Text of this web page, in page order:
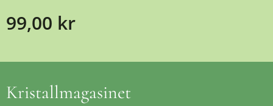
99,00 kr
Kristallmagasinet